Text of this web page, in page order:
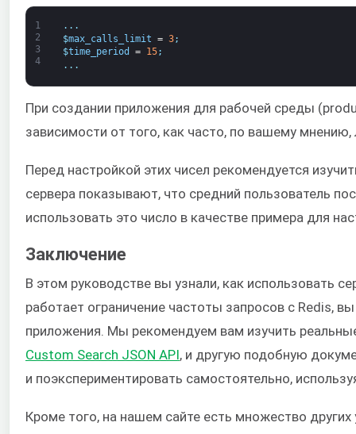
1
2
3
4
. . .
$max_calls_limit = 3;
$time_period = 15;
. . .
При создании приложения для рабочей среды
зависимости от того, как часто, по вашему
Перед настройкой этих чисел рекомендуется
сервера показывают, что средний пользователь
использовать это число в качестве примера для
Заключение
В этом руководстве вы узнали, как использовать
работает ограничение частоты запросов с Redis,
приложения. Мы рекомендуем вам изучить
Custom Search JSON API, и другую подобную
и поэкспериментировать самостоятельно,
Кроме того, на нашем сайте есть множество